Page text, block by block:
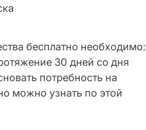
бесплатно необходимо:
30 дней со дня
потребность на
можно узнать по этой